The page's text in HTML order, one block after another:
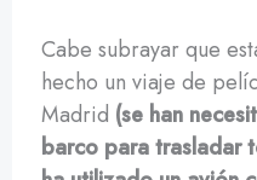
Cabe subrayar que
hecho un viaje de
Madrid (se han
barco para trasladar